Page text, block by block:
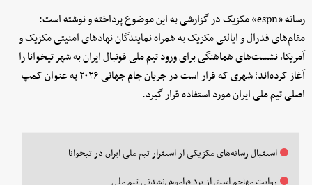
رسانه «espn» مکزیک در گزارشی به این موضوع پرداخته و نوشته است:
مقام‌های فدرال و ایالتی مکزیک به همراه نمایندگان نهادهای امنیتی مکزیک و
آمریکا، نشست‌های هماهنگی برای ورود تیم ملی فوتبال ایران به شهر تیخوانا را
آغاز کرده‌اند؛ شهری که قرار است در جریان جام جهانی ۲۰۲۶ به عنوان کمپ
اصلی تیم ملی ایران مورد استفاده قرار گیرد.
استقبال رسانه‌های مکزیکی از استقرار تیم ملی ایران در تیخوانا